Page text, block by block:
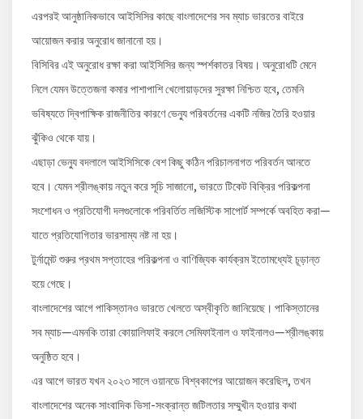
এরপরই আনুষ্ঠানিকভাবে আইসিসির কাছে বাংলাদেশের সব ম্যাচ ভারতের বাইরে
আয়োজন করার অনুরোধ জানানো হয়।
বিসিবির এই অনুরোধ রক্ষা করা আইসিসির জন্য স্পর্শকাতর বিষয়। অনুরোধটি মেনে
নিলে যেমন উত্তেজনা কমার পাশাপাশি খেলোয়াড়দের সুরক্ষা নিশ্চিত হবে, তেমনি
ভবিষ্যতে দ্বিপাক্ষিক রাজনীতির কারণে ভেন্যু পরিবর্তনের একটি নজির তৈরি হওয়ার
ঝুঁকিও থেকে যায়।
এছাড়া ভেন্যু বদলালে আইসিসিকে বেশ কিছু কঠিন পরিচালনাগত পরিবর্তন আনতে
হবে। যেমন শ্রীলঙ্কায় নতুন করে সূচি সাজানো, ভারতে টিকেট বিক্রির পরিকল্পনা
সংশোধন ও প্রতিযোগী দলগুলোকে পরিবর্তিত লজিস্টিক সাপোর্ট সম্পর্কে অবহিত করা—
যাতে প্রতিযোগিতার ভারসাম্য নষ্ট না হয়।
টুর্নামেন্ট শুরুর প্রথম সপ্তাহের পরিকল্পনা ও বাণিজ্যিক কার্যক্রম ইতোমধ্যেই চূড়ান্ত
হয়ে গেছে।
বাংলাদেশের আগে পাকিস্তানও ভারতে খেলতে অস্বীকৃতি জানিয়েছে। পাকিস্তানের
সব ম্যাচ—এমনকি তারা কোয়ালিফাই করলে সেমিফাইনাল ও ফাইনালও—শ্রীলঙ্কায়
অনুষ্ঠিত হবে।
এর আগে ভারত যখন ২০২৩ সালে ওয়ানডে বিশ্বকাপের আয়োজন করেছিল, তখন
বাংলাদেশের অনেক সাংবাদিক ভিসা-সংক্রান্ত জটিলতার সম্মুখীন হওয়ার কথা